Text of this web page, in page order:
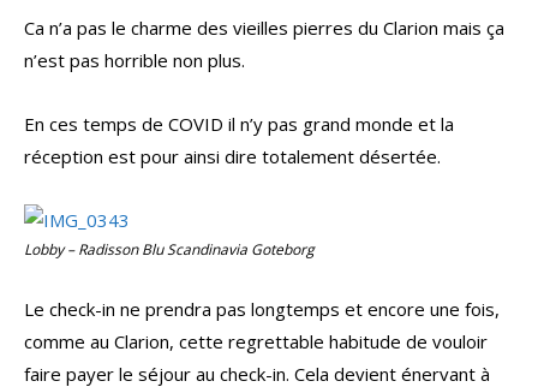
Ca n’a pas le charme des vieilles pierres du Clarion mais ça
n’est pas horrible non plus.
En ces temps de COVID il n’y pas grand monde et la
réception est pour ainsi dire totalement désertée.
Lobby – Radisson Blu Scandinavia Goteborg
Le check-in ne prendra pas longtemps et encore une fois,
comme au Clarion, cette regrettable habitude de vouloir
faire payer le séjour au check-in. Cela devient énervant à